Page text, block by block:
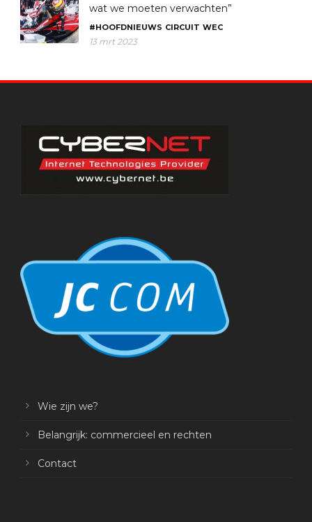
wat we moeten verwachten”
#HOOFDNIEUWS CIRCUIT WEC
13 mrt 2023
Wie zijn we?
Belangrijk: commercieel en rechten
Contact